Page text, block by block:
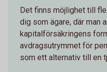
Det finns möjlighet till
dig som ägare, där man
kapitalförsäkringens
avdragsutrymmet för
som ett alternativ till en